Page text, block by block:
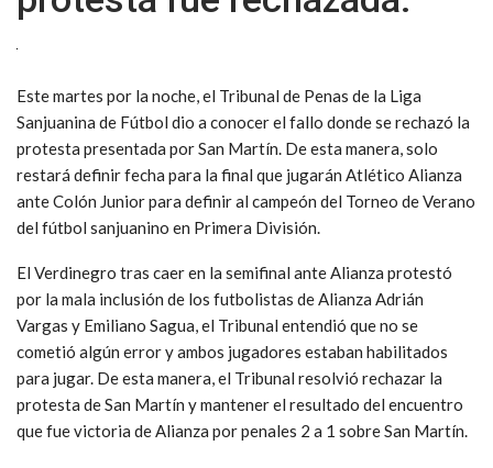
Este martes por la noche, el Tribunal de Penas de la Liga
Sanjuanina de Fútbol dio a conocer el fallo donde se rechazó la
protesta presentada por San Martín. De esta manera, solo
restará definir fecha para la final que jugarán Atlético Alianza
ante Colón Junior para definir al campeón del Torneo de Verano
del fútbol sanjuanino en Primera División.
El Verdinegro tras caer en la semifinal ante Alianza protestó
por la mala inclusión de los futbolistas de Alianza Adrián
Vargas y Emiliano Sagua, el Tribunal entendió que no se
cometió algún error y ambos jugadores estaban habilitados
para jugar. De esta manera, el Tribunal resolvió rechazar la
protesta de San Martín y mantener el resultado del encuentro
que fue victoria de Alianza por penales 2 a 1 sobre San Martín.